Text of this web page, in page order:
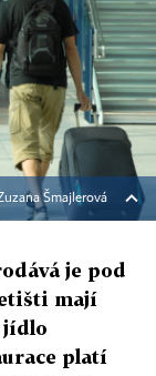
Šmajlerová
je pod
mají
jídlo
platí